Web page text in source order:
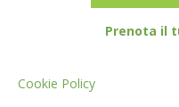
Prenota il
Cookie Policy